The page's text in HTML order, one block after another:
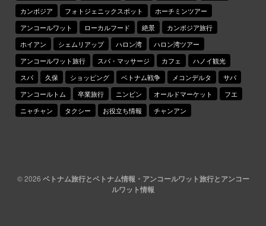
カンボジア
フォトジェニックスポット
ホーチミンツアー
アンコールワット
ローカルフード 絶景
カンボジア旅行
ホイアン
シェムリアップ ハロン湾
ハロン湾ツアー
アンコールワット旅行
スパ・マッサージ カフェ
ハノイ観光
スパ
久保 ショッピング ベトナム戦争 メコンデルタ
サパ
アンコールトム
卒業旅行 ニンビン オールドマーケット
フエ
ニャチャン
タクシー お役立ち情報 チャンアン
© 2026 ベトナム旅行とベトナム情報・アンコールワット旅行とアンコー
ルワット情報